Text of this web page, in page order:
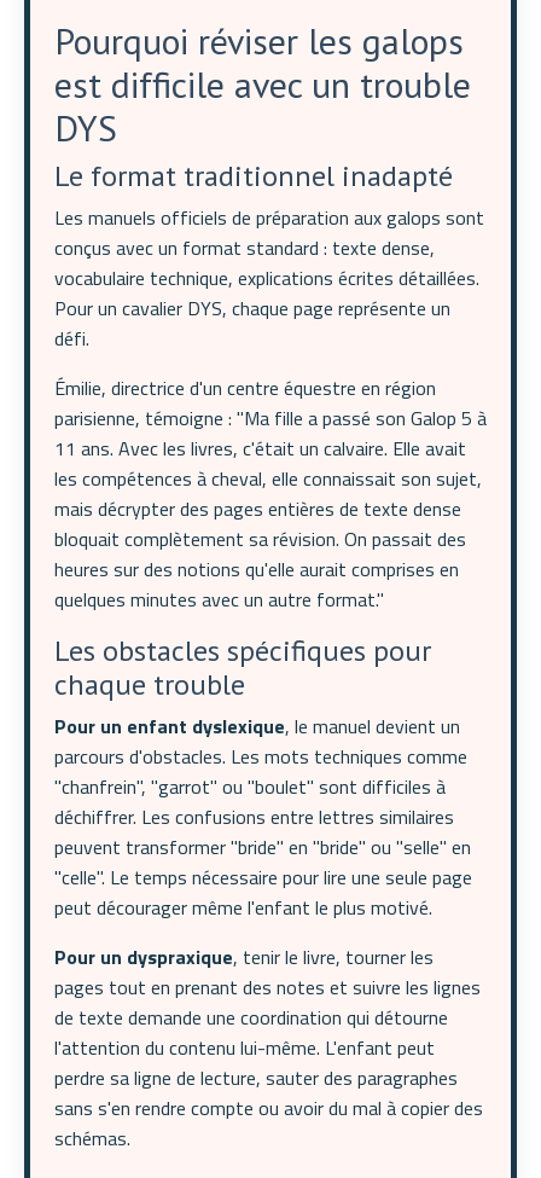
Pourquoi réviser les galops
est difficile avec un trouble
DYS
Le format traditionnel inadapté
Les manuels officiels de préparation aux galops sont
conçus avec un format standard : texte dense,
vocabulaire technique, explications écrites détaillées.
Pour un cavalier DYS, chaque page représente un
défi.
Émilie, directrice d'un centre équestre en région
parisienne, témoigne : "Ma fille a passé son Galop 5 à
11 ans. Avec les livres, c'était un calvaire. Elle avait
les compétences à cheval, elle connaissait son sujet,
mais décrypter des pages entières de texte dense
bloquait complètement sa révision. On passait des
heures sur des notions qu'elle aurait comprises en
quelques minutes avec un autre format."
Les obstacles spécifiques pour
chaque trouble
Pour un enfant dyslexique, le manuel devient un
parcours d'obstacles. Les mots techniques comme
"chanfrein", "garrot" ou "boulet" sont difficiles à
déchiffrer. Les confusions entre lettres similaires
peuvent transformer "bride" en "bride" ou "selle" en
"celle". Le temps nécessaire pour lire une seule page
peut décourager même l'enfant le plus motivé.
Pour un dyspraxique, tenir le livre, tourner les
pages tout en prenant des notes et suivre les lignes
de texte demande une coordination qui détourne
l'attention du contenu lui-même. L'enfant peut
perdre sa ligne de lecture, sauter des paragraphes
sans s'en rendre compte ou avoir du mal à copier des
schémas.